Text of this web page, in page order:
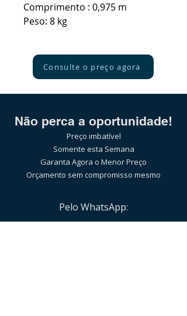
Comprimento : 0,975 m
Peso: 8 kg
Consulte o preço agora
Não perca a oportunidade!
Preço imbatível
Somente esta Semana
Garanta Agora o Menor Preço
Orçamento sem compromisso mesmo
Pelo WhatsApp:
(21)97589-7041